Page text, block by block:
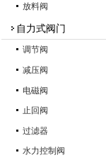
放料阀
自力式阀门
调节阀
减压阀
电磁阀
止回阀
过滤器
水力控制阀